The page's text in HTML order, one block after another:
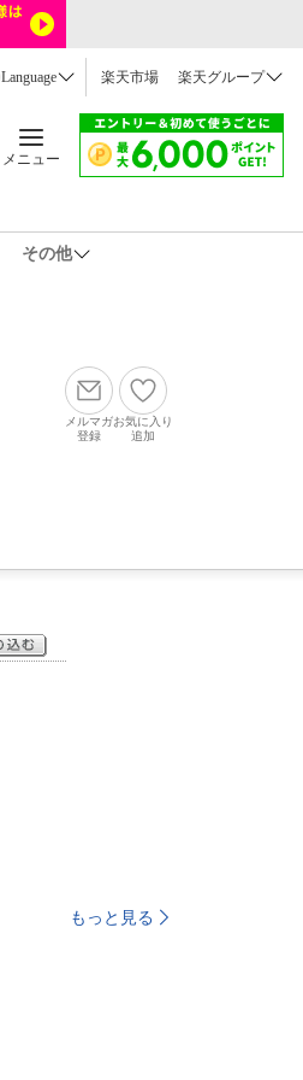
Language 楽天市場 楽天グループ
メニュー
その他
メルマガ
登録
お気に入り
追加
もっと見る